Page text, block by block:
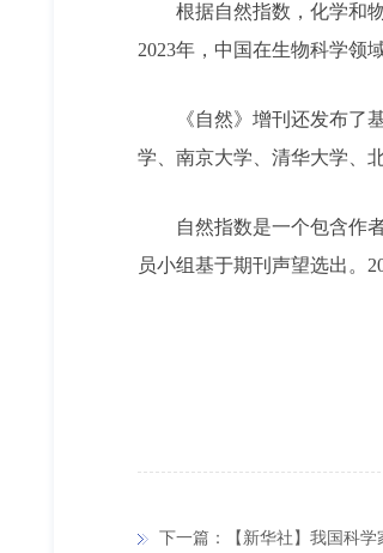
根据自然指数，化学和
2023年，中国在生物科学领
《自然》增刊还发布了
学、南京大学、清华大学、
自然指数是一个包含作
员小组基于期刊声望选出。
下一篇：【新华社】我国科